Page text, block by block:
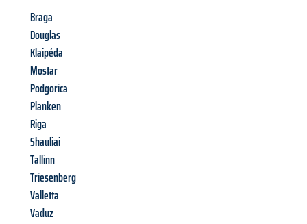
Braga
Douglas
Klaipéda
Mostar
Podgorica
Planken
Riga
Shauliai
Tallinn
Triesenberg
Valletta
Vaduz